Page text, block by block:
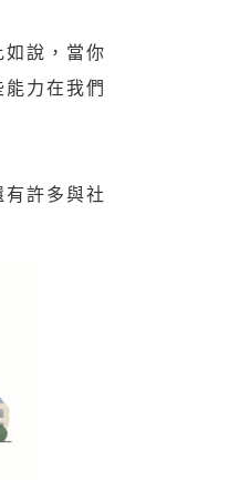
說，當你
力在我們
許多與社